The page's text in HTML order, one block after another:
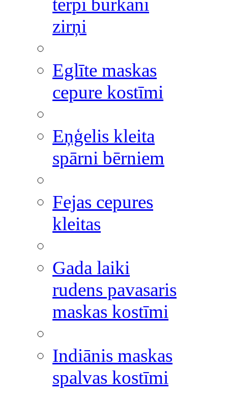
tērpi burkāni
zirņi
Eglīte maskas
cepure kostīmi
Eņģelis kleita
spārni bērniem
Fejas cepures
kleitas
Gada laiki
rudens pavasaris
maskas kostīmi
Indiānis maskas
spalvas kostīmi